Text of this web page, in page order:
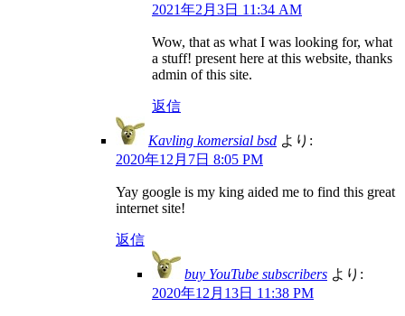
2021年2月3日 11:34 AM
Wow, that as what I was looking for, what
a stuff! present here at this website, thanks
admin of this site.
返信
Kavling komersial bsd より:
2020年12月7日 8:05 PM
Yay google is my king aided me to find this great
internet site!
返信
buy YouTube subscribers より:
2020年12月13日 11:38 PM